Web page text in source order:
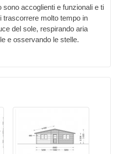
sono accoglienti e funzionali e ti
trascorrere molto tempo in
del sole, respirando aria
e osservando le stelle.